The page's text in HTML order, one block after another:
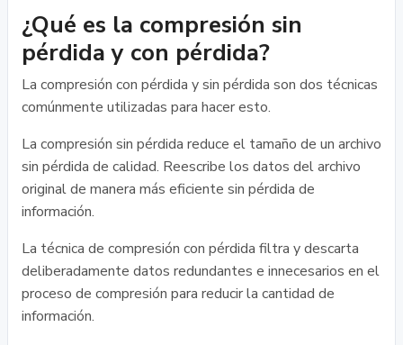
¿Qué es la compresión sin
pérdida y con pérdida?
La compresión con pérdida y sin pérdida son dos técnicas
comúnmente utilizadas para hacer esto.
La compresión sin pérdida reduce el tamaño de un archivo
sin pérdida de calidad. Reescribe los datos del archivo
original de manera más eficiente sin pérdida de
información.
La técnica de compresión con pérdida filtra y descarta
deliberadamente datos redundantes e innecesarios en el
proceso de compresión para reducir la cantidad de
información.